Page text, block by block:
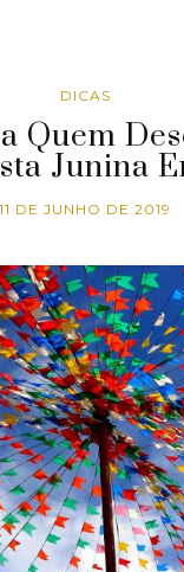
DICAS
Quem
Junina
11 DE JUNHO DE 2019